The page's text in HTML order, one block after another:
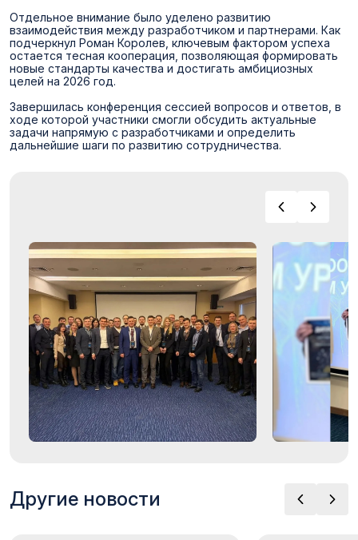
Отдельное внимание было уделено развитию
взаимодействия между разработчиком и партнерами. Как
подчеркнул Роман Королев, ключевым фактором успеха
остается тесная кооперация, позволяющая формировать
новые стандарты качества и достигать амбициозных
целей на 2026 год.
Завершилась конференция сессией вопросов и ответов, в
ходе которой участники смогли обсудить актуальные
задачи напрямую с разработчиками и определить
дальнейшие шаги по развитию сотрудничества.
Другие новости